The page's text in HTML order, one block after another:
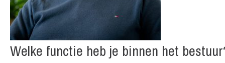
Welke functie heb je binnen het